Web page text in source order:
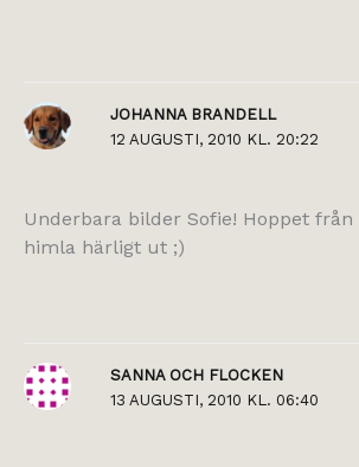
JOHANNA BRANDELL
12 AUGUSTI, 2010 KL. 20:22
Underbara bilder Sofie! Hoppet
himla härligt ut ;)
SANNA OCH FLOCKEN
13 AUGUSTI, 2010 KL. 06:40